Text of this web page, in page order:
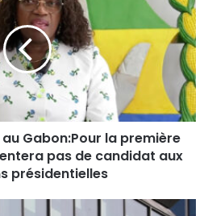
Gabon:Pour la première
pas de candidat aux
présidentielles